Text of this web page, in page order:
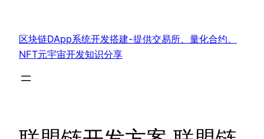
区块链DApp系统开发搭建-提供交易所、量化合约、
NFT元宇宙开发知识分享